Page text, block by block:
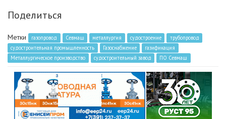
Поделиться
Метки газопровод Севмаш металлургия судостроение
трубопровод
судостроительная промышленность
Газоснабжение
газификация
Металлургическое производство
судостроительный завод ПО Севмаш